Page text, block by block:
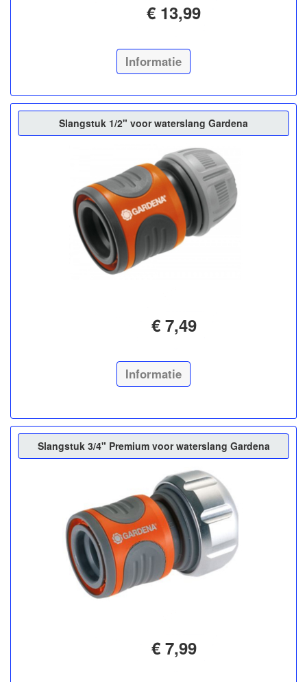
€ 13,99
Informatie
Slangstuk 1/2" voor waterslang Gardena
€ 7,49
Informatie
Slangstuk 3/4" Premium voor waterslang Gardena
€ 7,99